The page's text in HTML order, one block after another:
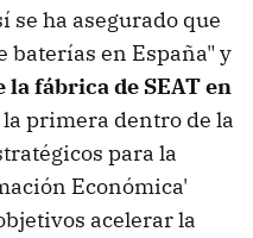
ha asegurado que
baterías en España" y
fábrica de SEAT en
la primera dentro de la
para la
Económica'
acelerar la